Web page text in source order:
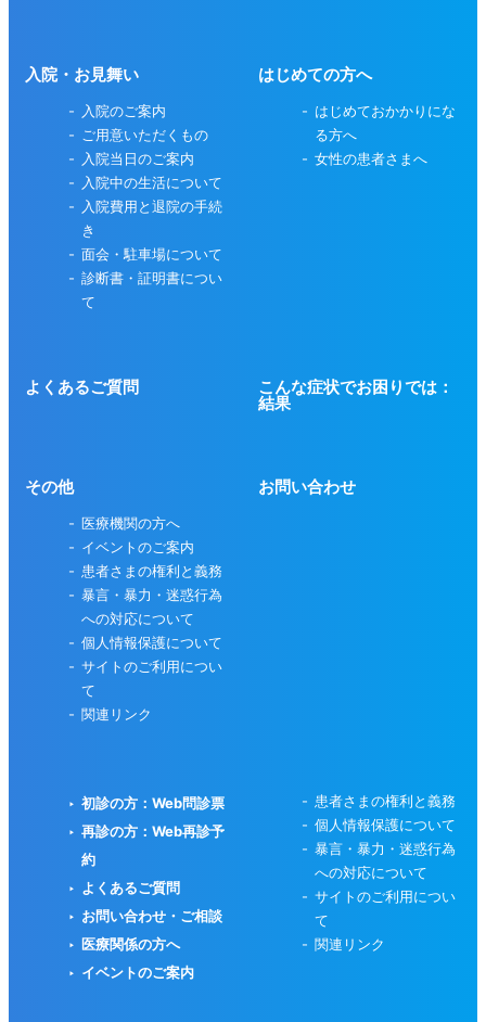
入院・お見舞い
入院のご案内
ご用意いただくもの
入院当日のご案内
入院中の生活について
入院費用と退院の手続
き
面会・駐車場について
診断書・証明書につい
て
はじめての方へ
はじめておかかりにな
る方へ
女性の患者さまへ
よくあるご質問 こんな症状でお困りでは：
結果
その他
医療機関の方へ
イベントのご案内
患者さまの権利と義務
暴言・暴力・迷惑行為
への対応について
個人情報保護について
サイトのご利用につい
て
関連リンク
お問い合わせ
初診の方：Web問診票
再診の方：Web再診予
約
よくあるご質問
お問い合わせ・ご相談
医療関係の方へ
イベントのご案内
患者さまの権利と義務
個人情報保護について
暴言・暴力・迷惑行為
への対応について
サイトのご利用につい
て
関連リンク